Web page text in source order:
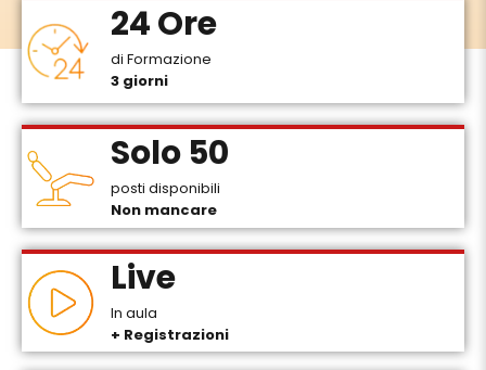
24 Ore
di Formazione
3 giorni
Solo 50
posti disponibili
Non mancare
Live
In aula
+ Registrazioni